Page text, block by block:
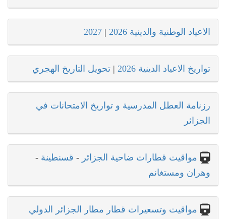
الاعياد الوطنية والدينية 2026 |
2027
تواريخ الاعياد الدينية 2026 | تحويل التاريخ الهجري
رزنامة العطل المدرسية و تواريخ الامتحانات في
الجزائر
مواقيت قطارات ضاحية الجزائر - قسنطينة -
وهران ومستغانم
مواقيت وتسعيرات قطار مطار الجزائر الدولي